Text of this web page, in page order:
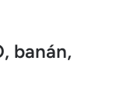
banán,